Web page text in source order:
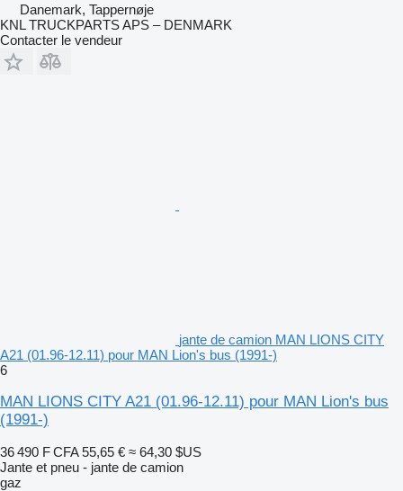
Danemark, Tappernøje
KNL TRUCKPARTS APS – DENMARK
Contacter le vendeur
jante de camion MAN LIONS CITY
A21 (01.96-12.11) pour MAN Lion's bus (1991-)
6
MAN LIONS CITY A21 (01.96-12.11) pour MAN Lion's bus
(1991-)
36 490 F CFA 55,65 € ≈ 64,30 $US
Jante et pneu - jante de camion
gaz